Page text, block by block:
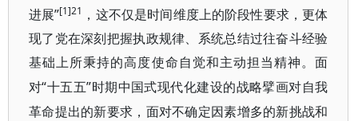
进展”[1]21 ，这不仅是时间维度上的阶段性要求，更体
现了党在深刻把握执政规律、系统总结过往奋斗经验
基础上所秉持的高度使命自觉和主动担当精神。面
对“十五五”时期中国式现代化建设的战略擘画对自我
革命提出的新要求，面对不确定因素增多的新挑战和